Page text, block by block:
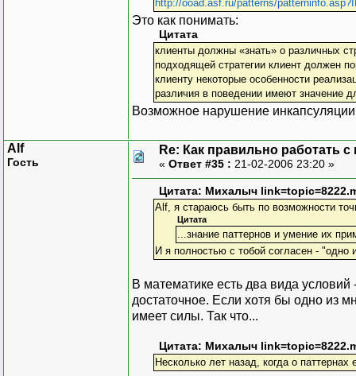
http://ooad.asf.ru/patterns/
Это как понимать:
Цитата
клиенты должны «знать» о различных
подходящей стратегии клиент должен
клиенту некоторые особенности
различия в поведении имеют значение
Возможное нарушение
Alf
Гость
Re: Как правильно работать с
« Ответ #35 : 21-02-2006 23:20 »
Цитата: Михалыч
Alf, я стараюсь быть по возможности
Цитата
...знание паттернов и умение их
И я полностью с тобой согласен - "одно
В математике есть два вида
достаточное. Если хотя бы одно из
имеет силы. Так что...
Цитата: Михалыч
Несколько лет назад, когда о